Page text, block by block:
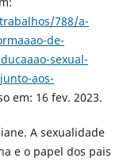
788/a-
de-
sexual-
aos-
em: 16 fev. 2023.
A sexualidade
e o papel dos pais